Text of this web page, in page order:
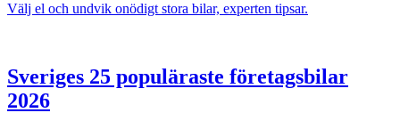
Välj el och undvik onödigt stora bilar, experten tipsar.
Sveriges 25 populäraste företagsbilar
2026